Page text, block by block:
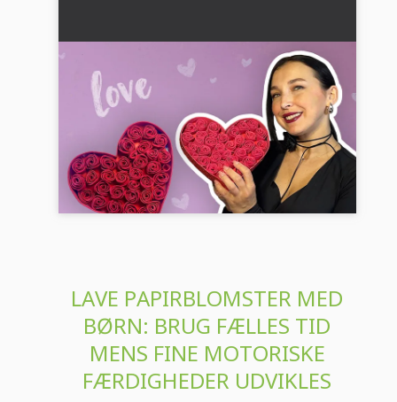
DIY papir-rosen hjerte: Skøn gave til
den 8. marts eller gave til mors dag
Lær hvordan du laver et romantisk hjerte med
papirroser til den 8. marts eller Mors Dag. Enkel
DIY-bastelanvisning med video til en særlig
gave....
LAVE PAPIRBLOMSTER MED
BØRN: BRUG FÆLLES TID
MENS FINE MOTORISKE
FÆRDIGHEDER UDVIKLES